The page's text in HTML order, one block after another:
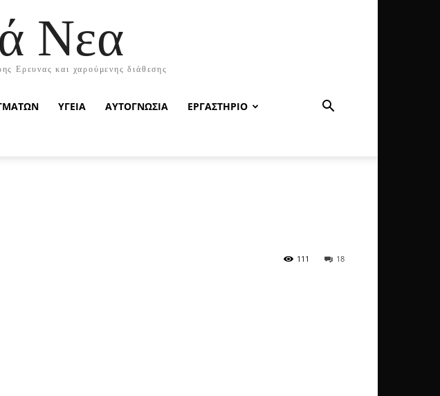
Νεα
Ερευνας και χαρούμενης διάθεσης
ΥΓΕΙΑ ΑΥΤΟΓΝΩΣΙΑ ΕΡΓΑΣΤΗΡΙΟ
18
111